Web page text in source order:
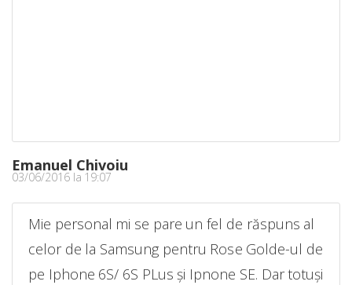
Emanuel Chivoiu
03/06/2016 la 19:07
Mie personal mi se pare un fel de răspuns al
celor de la Samsung pentru Rose Golde-ul de
pe Iphone 6S/ 6S PLus și Ipnone SE. Dar totuși